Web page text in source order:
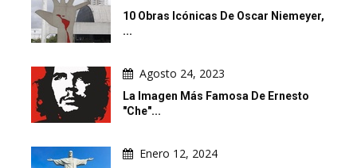
10 Obras Icónicas De Oscar Niemeyer,
...
Agosto 24, 2023
La Imagen Más Famosa De Ernesto
"Che"...
Enero 12, 2024